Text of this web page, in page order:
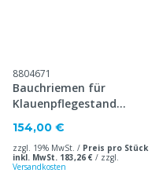
8804671
Bauchriemen für
Klauenpflegestand
154,00 €
zzgl. 19% MwSt. / Preis pro Stück
inkl. MwSt. 183,26 € / zzgl.
Versandkosten